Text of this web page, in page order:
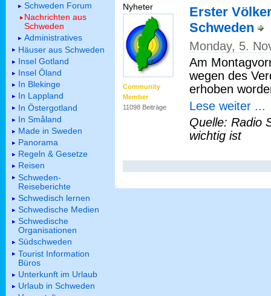
Nyheter
Community
Member
11098 Beiträge
Erster
Schweden
Monday, 5.
Am
wegen des
erhoben
Lese weiter ...
Quelle: Radio
wichtig ist
Schweden Forum
Nachrichten aus
Schweden
Administratives
Häuser aus Schweden
Insel Gotland
Insel Öland
In Blekinge
In Lappland
In Östergotland
In Småland
Made in Sweden
Panorama
Regeln & Gesetze
Reisen
Schweden-
Reiseberichte
Schwedisch lernen
Schwedische Medien
Schwedische
Organisationen
Südschweden
Tourist Information
Büros
Unterkunft im Urlaub
Urlaub in Schweden